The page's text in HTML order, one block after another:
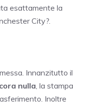
esattamente la
City?.
Innanzitutto il
nulla , la stampa
Inoltre